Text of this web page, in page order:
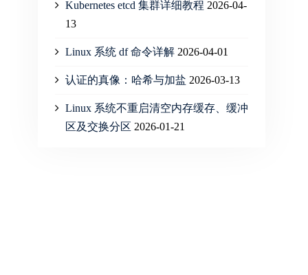
Kubernetes etcd 集群详细教程 2026-04-
13
Linux 系统 df 命令详解 2026-04-01
认证的真像：哈希与加盐 2026-03-13
Linux 系统不重启清空内存缓存、缓冲
区及交换分区 2026-01-21